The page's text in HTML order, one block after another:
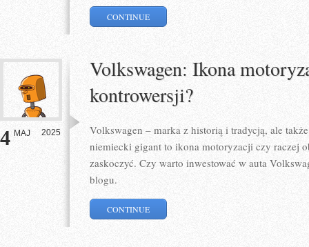
CONTINUE
4 MAJ 2025
Volkswagen: Ikona
kontrowersji?
Volkswagen – marka z historią i tradycją, ale
niemiecki gigant to ikona motoryzacji czy raczej
zaskoczyć. Czy warto inwestować w auta
blogu.
CONTINUE